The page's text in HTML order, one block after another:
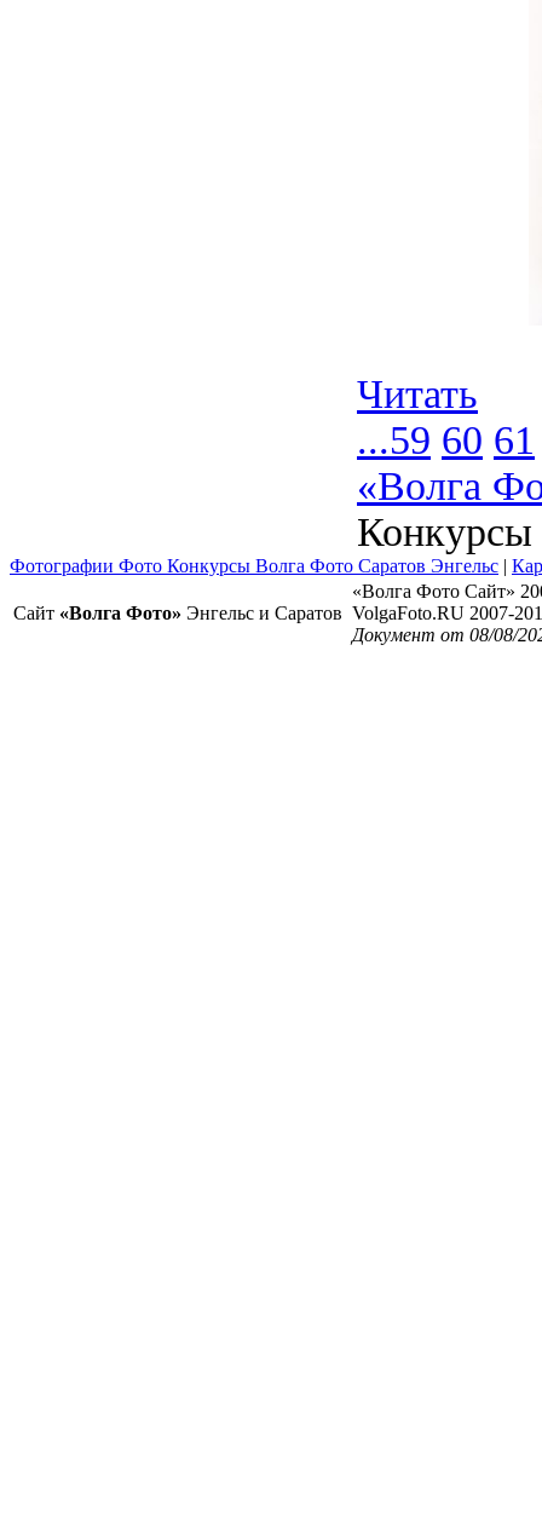
Читать
...59 60 61
«Волга
Конкурсы
Фотографии Фото Конкурсы Волга Фото Саратов Энгельс |
Сайт «Волга Фото» Энгельс и Саратов
«Волга Фото Сайт»
VolgaFoto.RU 2007-
Документ от 08/08/